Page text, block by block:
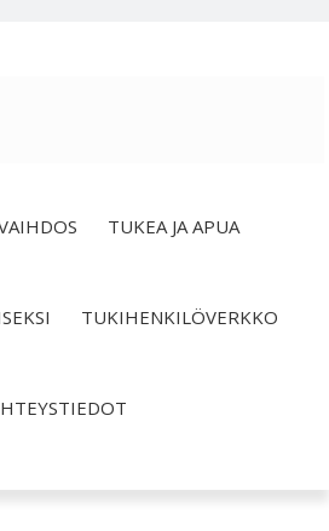
TUKEA JA APUA
TUKIHENKILÖVERKKO